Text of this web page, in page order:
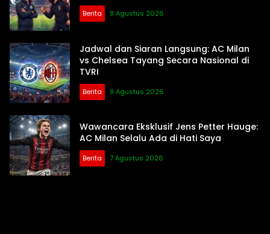
Berita 8 Agustus 2026
Jadwal dan Siaran Langsung: AC Milan
vs Chelsea Tayang Secara Nasional di
TVRI
Berita 8 Agustus 2026
Wawancara Eksklusif Jens Petter Hauge:
AC Milan Selalu Ada di Hati Saya
Berita 7 Agustus 2026